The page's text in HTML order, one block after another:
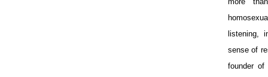
listening,
sense of
founder of